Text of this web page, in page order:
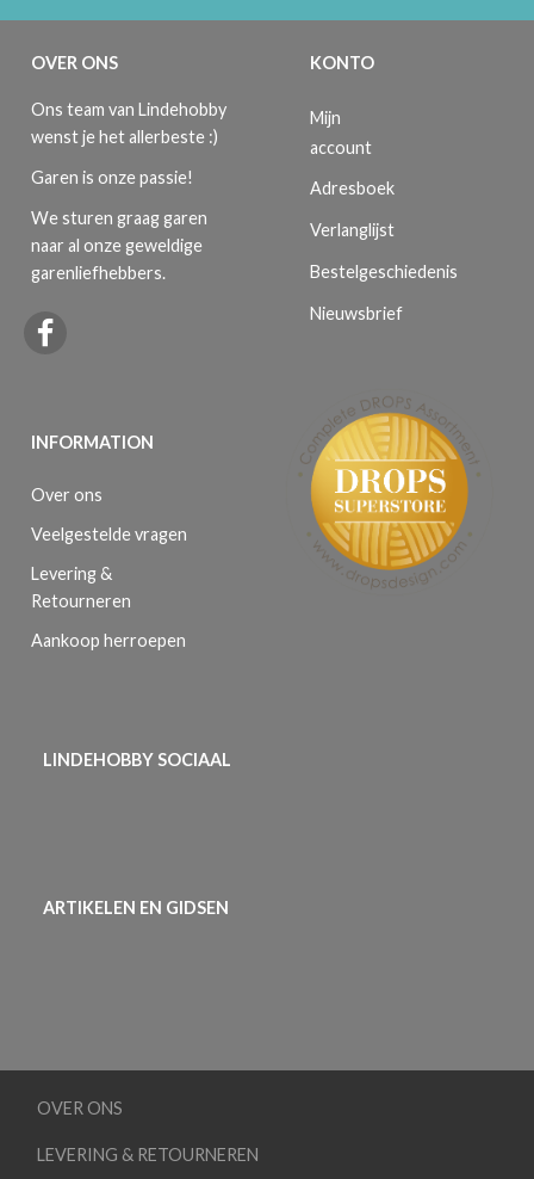
OVER ONS
Ons team van Lindehobby
wenst je het allerbeste :)
Garen is onze passie!
We sturen graag garen
naar al onze geweldige
garenliefhebbers.
INFORMATION
Over ons
Veelgestelde vragen
Levering &
Retourneren
Aankoop herroepen
KONTO
Mijn
account
Adresboek
Verlanglijst
Bestelgeschiedenis
Nieuwsbrief
LINDEHOBBY SOCIAAL
ARTIKELEN EN GIDSEN
OVER ONS
LEVERING & RETOURNEREN